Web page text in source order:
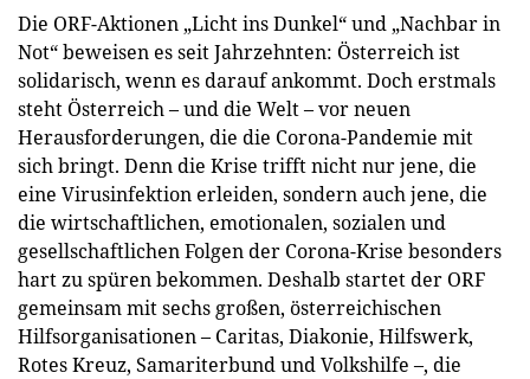
Die ORF-Aktionen „Licht ins Dunkel“ und „Nachbar in
Not“ beweisen es seit Jahrzehnten: Österreich ist
solidarisch, wenn es darauf ankommt. Doch erstmals
steht Österreich – und die Welt – vor neuen
Herausforderungen, die die Corona-Pandemie mit
sich bringt. Denn die Krise trifft nicht nur jene, die
eine Virusinfektion erleiden, sondern auch jene, die
die wirtschaftlichen, emotionalen, sozialen und
gesellschaftlichen Folgen der Corona-Krise besonders
hart zu spüren bekommen. Deshalb startet der ORF
gemeinsam mit sechs großen, österreichischen
Hilfsorganisationen – Caritas, Diakonie, Hilfswerk,
Rotes Kreuz, Samariterbund und Volkshilfe –, die